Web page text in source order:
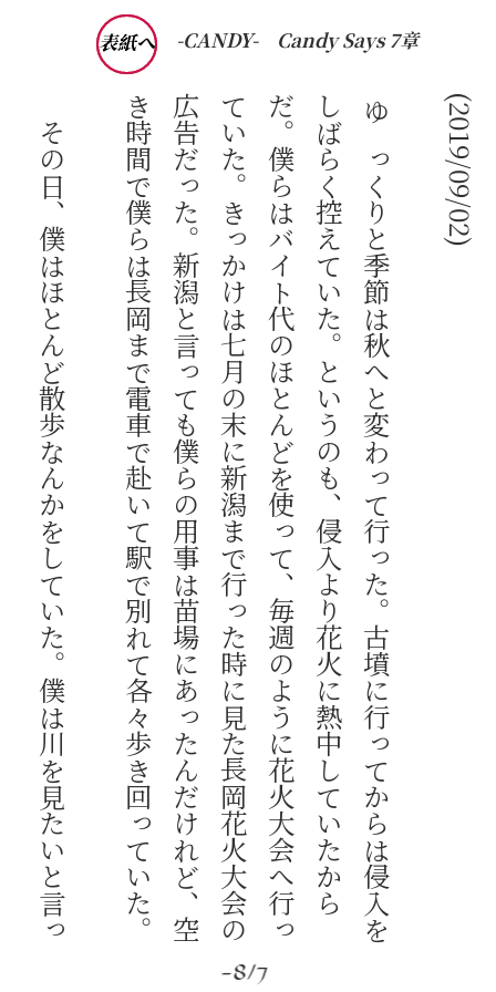
表紙へ -CANDY- Candy Says 7章
(2019/09/02)
ゆ
っ
く
り
と
季
節
は
秋
へ
と
変
わ
っ
て
行
っ
た
。
古
墳
に
行
っ
て
か
ら
は
侵
入
を
し
ば
ら
く
控
え
て
い
た
。
と
い
う
の
も
、
侵
入
よ
り
花
火
に
熱
中
し
て
い
た
か
ら
だ
。
僕
ら
は
バ
イ
ト
代
の
ほ
と
ん
ど
を
使
っ
て
、
毎
週
の
よ
う
に
花
火
大
会
へ
行
っ
て
い
た
。
き
っ
か
け
は
七
月
の
末
に
新
潟
ま
で
行
っ
た
時
に
見
た
長
岡
花
火
大
会
の
広
告
だ
っ
た
。
新
潟
と
言
っ
て
も
僕
ら
の
用
事
は
苗
場
に
あ
っ
た
ん
だ
け
れ
ど
、
空
き
時
間
で
僕
ら
は
長
岡
ま
で
電
車
で
赴
い
て
駅
で
別
れ
て
各
々
歩
き
回
っ
て
い
た
。
そ
の
日
、
僕
は
ほ
と
ん
ど
散
歩
な
ん
か
を
し
て
い
た
。
僕
は
川
を
見
た
い
と
言
っ
て
出
か
け
て
行
き
、
何
時
間
も
信
濃
川
を
眺
め
て
い
た
。
ア
メ
ち
ゃ
ん
は
美
術
館
に
行
き
た
い
と
言
っ
て
県
立
近
代
美
術
館
へ
行
っ
て
い
た
。
連
絡
を
取
り
合
っ
て
、
駅
か
ら
近
い
そ
ば
や
で
落
ち
合
っ
た
時
、
開
口
一
番
に
ア
メ
ち
ゃ
ん
は
言
っ
た
-8/7